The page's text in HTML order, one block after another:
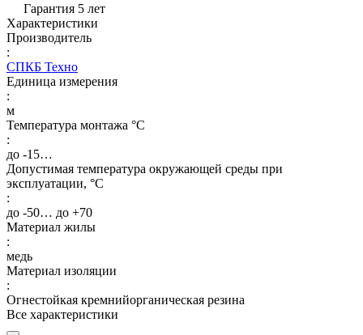
Гарантия 5 лет
Характеристики
Производитель
:
СПКБ Техно
Единица измерения
:
м
Температура монтажа °C
:
до -15…
Допустимая температура окружающей среды при
эксплуатации, °C
:
до -50… до +70
Материал жилы
:
медь
Материал изоляции
:
Огнестойкая кремнийорганическая резина
Все характеристики